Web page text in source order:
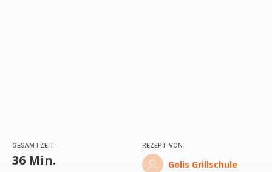
GESAMTZEIT
36 Min.
REZEPT VON
Golis Grillschule